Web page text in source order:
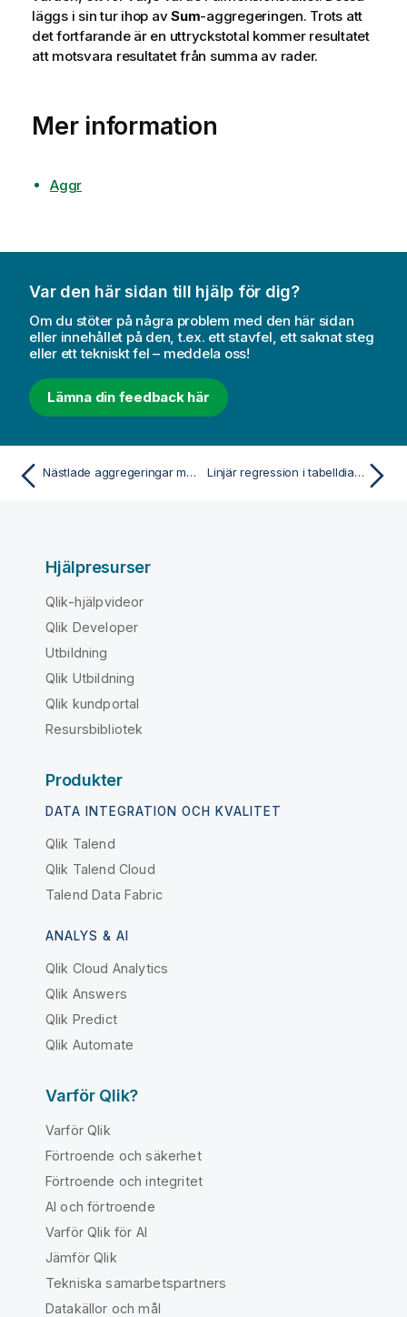
läggs i sin tur ihop avSum-aggregeringen. Trots att
det fortfarande är en uttryckstotal kommer resultatet
att motsvara resultatet från summa av rader.
Mer information
Aggr
Var den här sidan till hjälp för dig?
Om du stöter på några problem med den här sidan
eller innehållet på den, t.ex. ett stavfel, ett saknat steg
eller ett tekniskt fel – meddela oss!
Lämna din feedback här
Nästlade aggregeringar med aggregeringsfunktionen Linjär regression i tabelldiagram
Hjälpresurser
Qlik-hjälpvideor
Qlik Developer
Utbildning
Qlik Utbildning
Qlik kundportal
Resursbibliotek
Produkter
DATA INTEGRATION OCH KVALITET
Qlik Talend
Qlik Talend Cloud
Talend Data Fabric
ANALYS & AI
Qlik Cloud Analytics
Qlik Answers
Qlik Predict
Qlik Automate
Varför Qlik?
Varför Qlik
Förtroende och säkerhet
Förtroende och integritet
AI och förtroende
Varför Qlik för AI
Jämför Qlik
Tekniska samarbetspartners
Datakällor och mål